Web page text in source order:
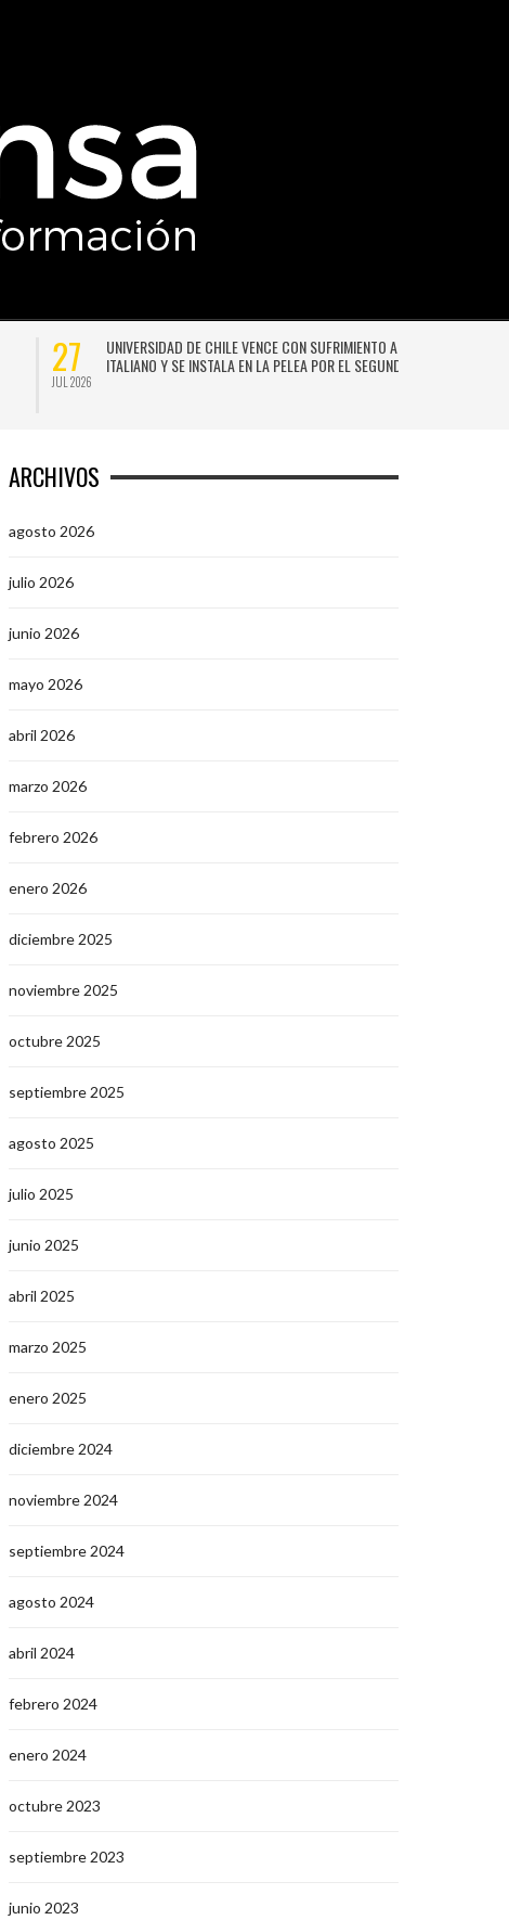
27
JUL 2026
UNIVERSIDAD DE CHILE VENCE CON SUFRIMIENTO A AUDAX
ITALIANO Y SE INSTALA EN LA PELEA POR EL SEGUNDO LUGAR
ARCHIVOS
agosto 2026
julio 2026
junio 2026
mayo 2026
abril 2026
marzo 2026
febrero 2026
enero 2026
diciembre 2025
noviembre 2025
octubre 2025
septiembre 2025
agosto 2025
julio 2025
junio 2025
abril 2025
marzo 2025
enero 2025
diciembre 2024
noviembre 2024
septiembre 2024
agosto 2024
abril 2024
febrero 2024
enero 2024
octubre 2023
septiembre 2023
junio 2023